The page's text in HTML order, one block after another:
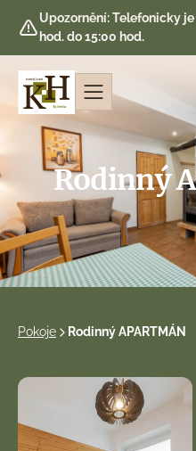
Upozornění: Telefonicky
hod. do 15:00 hod.
Rodinný
Pokoje Rodinný APARTMÁN